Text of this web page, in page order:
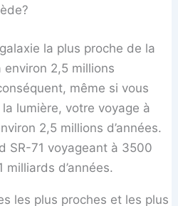
la plus proche de la
2,5 millions
même si vous
lumière, votre voyage à
2,5 millions d’années.
SR-71 voyageant à 3500
d’années.
les plus proches et les plus